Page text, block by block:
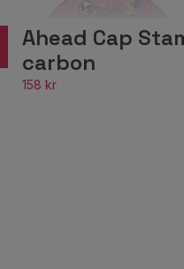
Ahead Cap
carbon
158 kr